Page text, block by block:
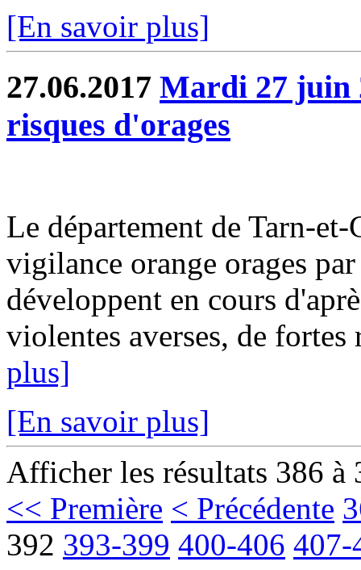
[En savoir plus]
27.06.2017 Mardi 27 juin
risques d'orages
Le département de Tarn-
vigilance orange orages
développent en cours
violentes averses, de fortes
plus]
[En savoir plus]
Afficher les résultats 386 à
<< Première < Précédente
392 393-399 400-406 407-